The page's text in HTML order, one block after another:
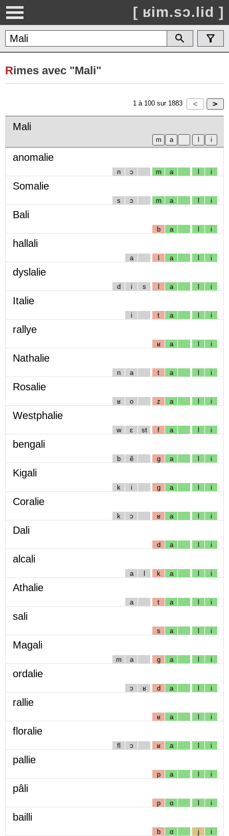
[ ʁim.sɔ.lid ]
Rimes avec "Mali"
1 à 100 sur 1883
Mali
anomalie
n ɔ m a l i
Somalie
s ɔ m a l i
Bali
b a l i
hallali
a l a l i
dyslalie
d i s l a l i
Italie
i t a l i
rallye
ʁ a l i
Nathalie
n a t a l i
Rosalie
ʁ o z a l i
Westphalie
w ɛ st f a l i
bengali
b ẽ g a l i
Kigali
k i g a l i
Coralie
k ɔ ʁ a l i
Dali
d a l i
alcali
a l k a l i
Athalie
a t a l i
sali
s a l i
Magali
m a g a l i
ordalie
ɔ ʁ d a l i
rallie
ʁ a l i
floralie
fl ɔ ʁ a l i
pallie
p a l i
pâli
p ɑ l i
bailli
b ɑ j i